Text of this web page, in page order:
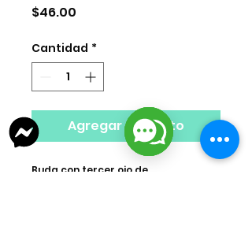
$46.00
Cantidad *
Agregar al carrito
Buda con tercer ojo de